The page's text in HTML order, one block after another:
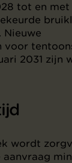
tot en met
Nieuwe
voor
2031 zijn
wordt